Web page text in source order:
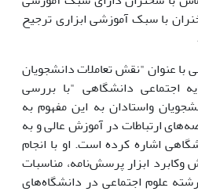
با سبک آموزشی ابزاری ترجیح
در پژوهشی با عنوان "نقش تعاملات دانشجویان
اجتماعی دانشگاهی "با بررسی
واستادان به این مفهوم به
ارتباطات در آموزش عالی و به
اشاره کرده است. او با انجام
ابزار پرسش‌نامه، مناسبات
علوم اجتماعی در دانشگاه‌های